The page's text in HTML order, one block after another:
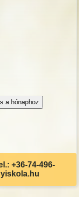
a hónaphoz
+36-74-496-